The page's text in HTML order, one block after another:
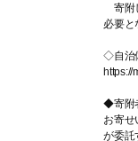
寄附
必要と
◇自治
https://
◆寄附
お寄せ
が委託